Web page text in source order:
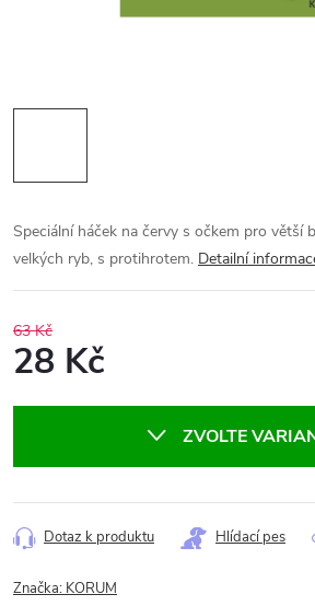
Speciální háček na červy s očkem pro větší
velkých ryb, s protihrotem. Detailní
63 Kč
28 Kč
ZVOLTE
Dotaz k produktu Hlídací pes
Značka: KORUM